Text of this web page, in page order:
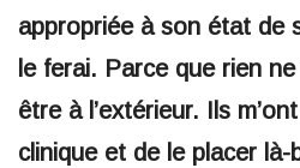
appropriée à son état de
le ferai. Parce que rien
être à l’extérieur. Ils
clinique et de le placer là-